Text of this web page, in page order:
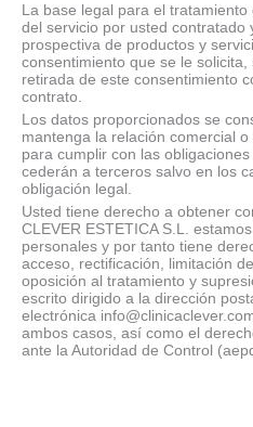
La base legal para el
del servicio por usted contratado
prospectiva de productos y
consentimiento que se le
retirada de este consentimiento
contrato.
Los datos proporcionados se
mantenga la relación comercial
para cumplir con las
cederán a terceros salvo en los
obligación legal.
Usted tiene derecho a obtener
CLEVER ESTETICA S.L.
personales y por tanto tiene
acceso, rectificación, limitación
oposición al tratamiento y
escrito dirigido a la dirección
electrónica
ambos casos, así como el
ante la Autoridad de Control